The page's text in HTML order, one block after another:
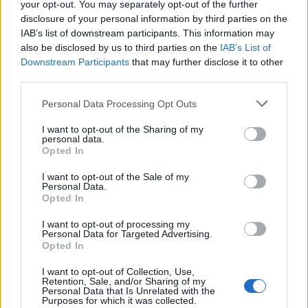
your opt-out. You may separately opt-out of the further
disclosure of your personal information by third parties on the
IAB’s list of downstream participants. This information may
also be disclosed by us to third parties on the IAB’s List of
Downstream Participants that may further disclose it to other
Personal Data Processing Opt Outs
I want to opt-out of the Sharing of my
personal data.
Opted In
I want to opt-out of the Sale of my
Personal Data.
Opted In
I want to opt-out of processing my
Personal Data for Targeted Advertising.
Opted In
I want to opt-out of Collection, Use,
Retention, Sale, and/or Sharing of my
Personal Data that Is Unrelated with the
Purposes for which it was collected.
Todo lo fue
Lenin Ramirez
No Es Mi Culpa Remix ft.